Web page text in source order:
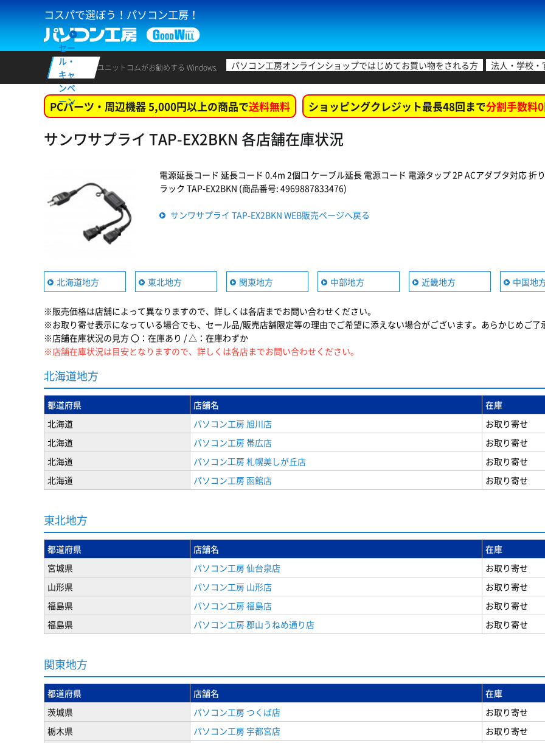
コスパで選ぼう！パソコン工房！
セー
ル・
キャ
ンペ
ーン
ユニットコムがお勧めする Windows. パソコン工房オンラインショップではじめてお買い物をされる方 法人・学校
PCパーツ・周辺機器 5,000円以上の商品で送料無料 ショッピングクレジット最長48回まで分割手数料
サンワサプライ TAP-EX2BKN 各店舗在庫状況
電源延長コード 延長コード 0.4m 2個口 ケーブル延長 電源コード 電源タップ 2P ACアダプタ対応
ラック TAP-EX2BKN (商品番号: 4969887833476)
サンワサプライ TAP-EX2BKN WEB販売ページへ戻る
北海道地方 東北地方 関東地方 中部地方 近畿地方 中国地
※販売価格は店舗によって異なりますので、詳しくは各店までお問い合わせください。
※お取り寄せ表示になっている場合でも、セール品/販売店舗限定等の理由でご希望に添えない場合がございます。あらかじめご了
※店舗在庫状況の見方 〇：在庫あり / △：在庫わずか
※店舗在庫状況は目安となりますので、詳しくは各店までお問い合わせください。
北海道地方
都道府県 店舗名
在庫
北海道
パソコン工房 旭川店
お取り寄せ
北海道
パソコン工房 帯広店
お取り寄せ
北海道
パソコン⼯房 札幌美しが丘店
お取り寄せ
北海道
パソコン工房 函館店 お取り寄せ
東北地方
都道府県 店舗名
在庫
宮城県
パソコン工房 仙台泉店
お取り寄せ
山形県
パソコン工房 山形店
お取り寄せ
福島県
パソコン工房 福島店
お取り寄せ
福島県
パソコン工房 郡山うねめ通り店 お取り寄せ
関東地方
都道府県 店舗名
在庫
茨城県
パソコン工房 つくば店
お取り寄せ
栃木県
パソコン工房 宇都宮店
お取り寄せ